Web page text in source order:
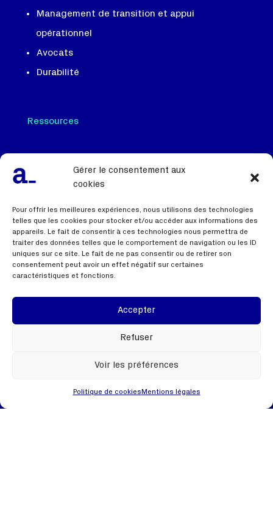
Gérer le consentement aux
cookies
Pour offrir les meilleures expériences, nous utilisons des technologies
telles que les cookies pour stocker et/ou accéder aux informations des
appareils. Le fait de consentir à ces technologies nous permettra de
traiter des données telles que le comportement de navigation ou les ID
uniques sur ce site. Le fait de ne pas consentir ou de retirer son
consentement peut avoir un effet négatif sur certaines
caractéristiques et fonctions.
Accepter
Refuser
Voir les préférences
Politique de cookies Mentions légales
Management de transition et appui
opérationnel
Avocats
Durabilité
Ressources
Nos dernières actualités
Cas clients
Autres actualités
L'histoire du jour et le quiz hebdo
Notre équipe, notre ADN
FAQ